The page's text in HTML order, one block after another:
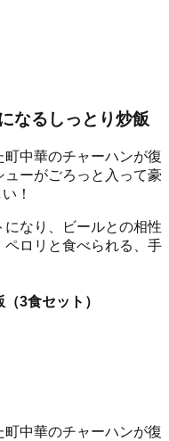
なるしっとり炒飯
中華のチャーハンが復
ーがごろっと入って豪
！
なり、ビールとの相性
ペロリと食べられる、手
3食セット）
中華のチャーハンが復